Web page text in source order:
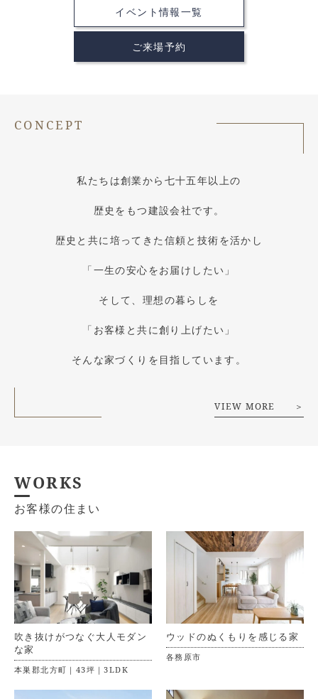
イベント情報一覧
ご来場予約
CONCEPT
私たちは創業から七十五年以上の
歴史をもつ建設会社です。
歴史と共に培ってきた信頼と技術を活かし
「一生の安心をお届けしたい」
そして、理想の暮らしを
「お客様と共に創り上げたい」
そんな家づくりを目指しています。
VIEW MORE ＞
WORKS
お客様の住まい
吹き抜けがつなぐ大人モダン
な家
本巣郡北方町｜43坪｜3LDK
ウッドのぬくもりを感じる家
各務原市